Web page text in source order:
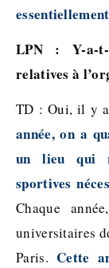
LPN : Y-a-
relatives à
TD : Oui, il y
année, on a
un lieu qui
sportives
Chaque
universitaires
Paris. Cette